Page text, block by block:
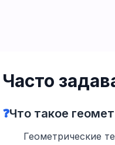
Часто
❓Что такое
Геометрические